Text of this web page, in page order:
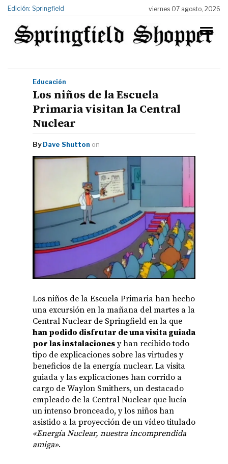
Edición: Springfield viernes 07 agosto, 2026
Educación
Los niños de la Escuela
Primaria visitan la Central
Nuclear
By Dave Shutton on
Los niños de la Escuela Primaria han hecho
una excursión en la mañana del martes a la
Central Nuclear de Springfield en la que
han podido disfrutar de una visita guiada
por las instalaciones y han recibido todo
tipo de explicaciones sobre las virtudes y
beneficios de la energía nuclear. La visita
guiada y las explicaciones han corrido a
cargo de Waylon Smithers, un destacado
empleado de la Central Nuclear que lucía
un intenso bronceado, y los niños han
asistido a la proyección de un vídeo titulado
«Energía Nuclear, nuestra incomprendida
amiga».